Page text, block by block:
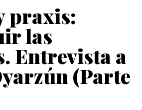
praxis:
las
Entrevista a
(Parte